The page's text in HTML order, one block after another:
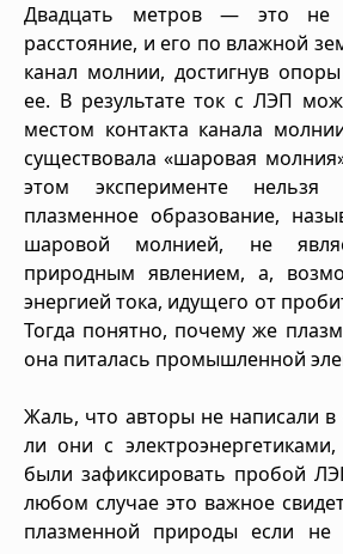
Двадцать метров — это не
расстояние, и его по влажной
канал молнии, достигнув
ее. В результате ток с ЛЭП
местом контакта канала
существовала «шаровая
этом эксперименте нельзя
плазменное образование,
шаровой молнией, не
природным явлением, а,
энергией тока, идущего от
Тогда понятно, почему же
она питалась промышленной
Жаль, что авторы не написали в
ли они с
были зафиксировать пробой
любом случае это важное
плазменной природы если не